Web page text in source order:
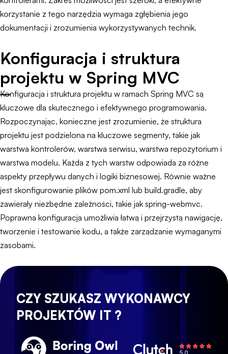
korzystanie z tego narzędzia wymaga zgłębienia jego
dokumentacji i zrozumienia wykorzystywanych technik.
Konfiguracja i struktura
projektu w Spring MVC
Konfiguracja i struktura projektu w ramach Spring MVC są
kluczowe dla skutecznego i efektywnego programowania.
Rozpoczynając, konieczne jest zrozumienie, że struktura
projektu jest podzielona na kluczowe segmenty, takie jak
warstwa kontrolerów, warstwa serwisu, warstwa repozytorium i
warstwa modelu. Każda z tych warstw odpowiada za różne
aspekty przepływu danych i logiki biznesowej. Równie ważne
jest skonfigurowanie plików pom.xml lub build.gradle, aby
zawierały niezbędne zależności, takie jak spring-webmvc.
Poprawna konfiguracja umożliwia łatwą i przejrzystą nawigację,
tworzenie i testowanie kodu, a także zarządzanie wymaganymi
zasobami.
CZY SZUKASZ WYKONAWCY
PROJEKTÓW IT ?